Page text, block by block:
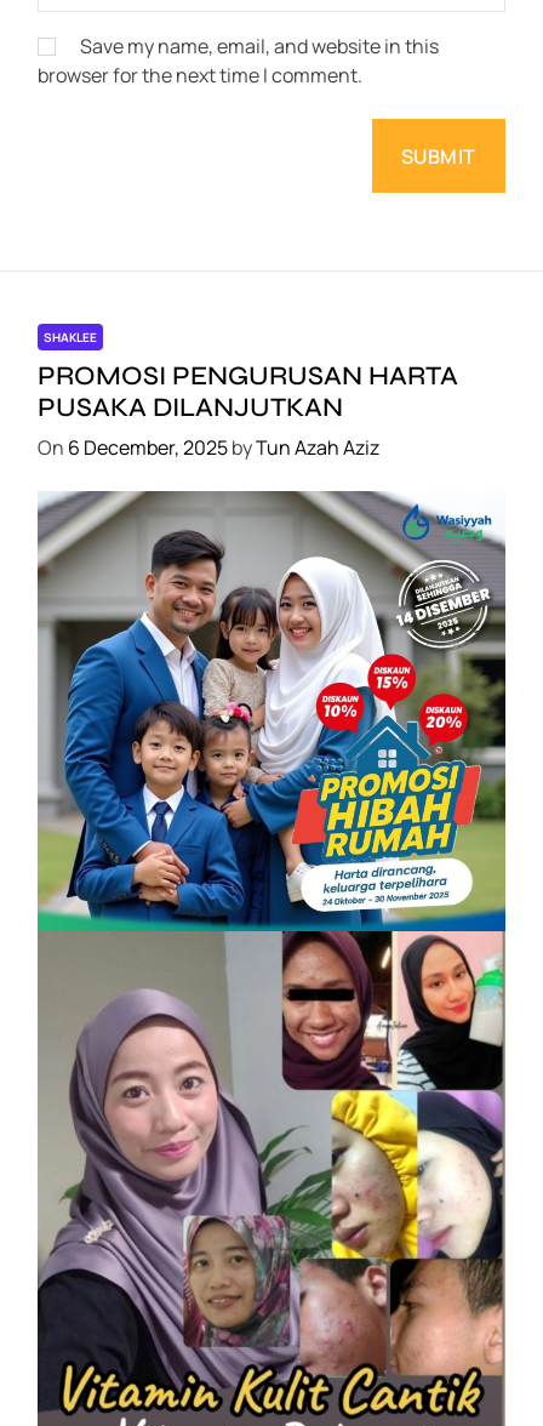
Save my name, email, and website in this
browser for the next time I comment.
SHAKLEE
PROMOSI PENGURUSAN HARTA
PUSAKA DILANJUTKAN
On 6 December, 2025byTun Azah Aziz
SHAKLEE
PROMOSI HIBAH DILANJUTKAN
On6 December, 2025byTun Azah Aziz
SHAKLEE
Vitamin Kulit Cantik kini Vitamin
Rahmah mampu milik
On7 April, 2023 byTun Azah Aziz